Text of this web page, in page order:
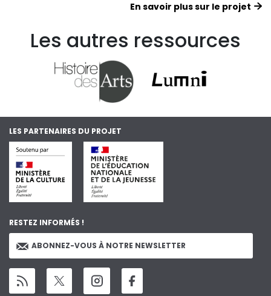
En savoir plus sur le projet
Les autres ressources
LES PARTENAIRES DU PROJET
RESTEZ INFORMÉS !
ABONNEZ-VOUS À NOTRE NEWSLETTER